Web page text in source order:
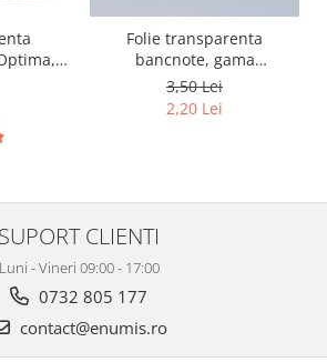
Folie transparenta
bancnote, gama
Grande(A4), cod SH312, 3
compartimente
3,50 Lei
2,20 Lei
SUPORT CLIENTI
Luni - Vineri 09:00 - 17:00
0732 805 177
contact@enumis.ro